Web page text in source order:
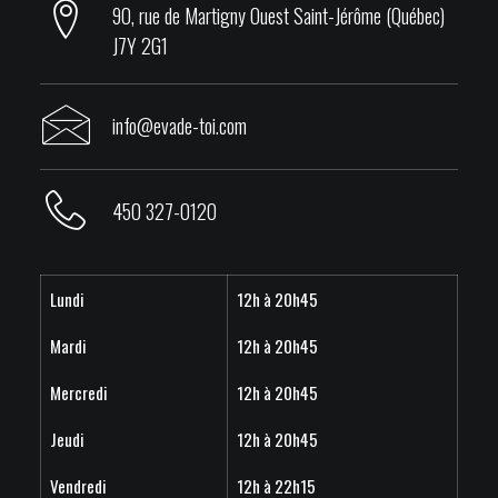
90, rue de Martigny Ouest Saint-Jérôme (Québec)
J7Y 2G1
info@evade-toi.com
450 327-0120
Lundi
12h à 20h45
Mardi
12h à 20h45
Mercredi
12h à 20h45
Jeudi
12h à 20h45
Vendredi
12h à 22h15